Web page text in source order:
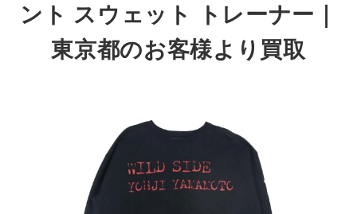
ント スウェット トレーナー｜
東京都のお客様より買取